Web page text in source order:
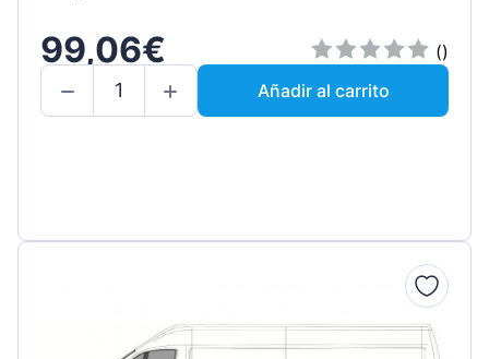
99,06€
()
Añadir al carrito